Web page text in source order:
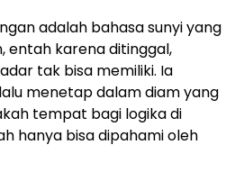
adalah bahasa sunyi yang
entah karena ditinggal,
tak bisa memiliki. Ia
menetap dalam diam yang
tempat bagi logika di
hanya bisa dipahami oleh